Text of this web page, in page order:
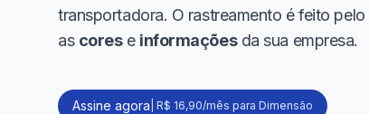
transportadora. O rastreamento é feito pelo
as corese informaçõesda sua empresa.
Assine agora R$ 16,90/mês para Dimensão